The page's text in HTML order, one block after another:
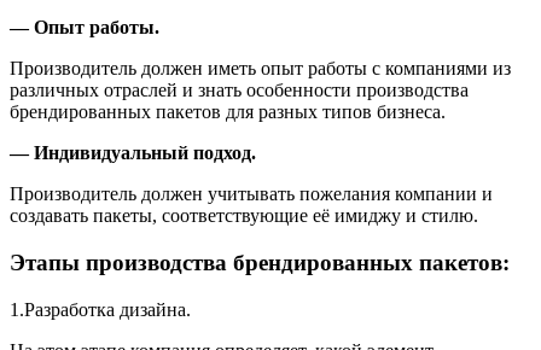
— Опыт работы.
Производитель должен иметь опыт работы с компаниями из
различных отраслей и знать особенности производства
брендированных пакетов для разных типов бизнеса.
— Индивидуальный подход.
Производитель должен учитывать пожелания компании и
создавать пакеты, соответствующие её имиджу и стилю.
Этапы производства брендированных пакетов:
1.Разработка дизайна.